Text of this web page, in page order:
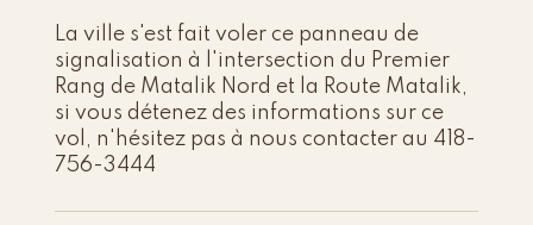
La ville s'est fait voler ce panneau de
signalisation à l'intersection du Premier
Rang de Matalik Nord et la Route Matalik,
si vous détenez des informations sur ce
vol, n'hésitez pas à nous contacter au 418-
756-3444